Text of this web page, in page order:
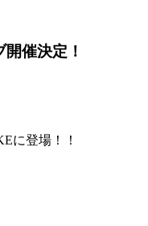
催決定！
に登場！！